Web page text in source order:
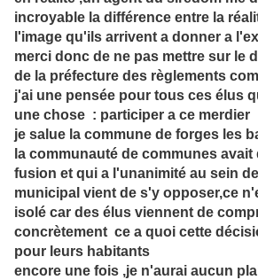
incroyable la différence entre la
l'image qu'ils arrivent a donner a
merci donc de ne pas mettre sur le
de la préfecture des règlements
j'ai une pensée pour tous ces élus
une chose : participer a ce merdier
je salue la commune de forges les
la communauté de communes
fusion et qui a l'unanimité au sein
municipal vient de s'y opposer,ce
isolé car des élus viennent de
concrètement ce a quoi cette
pour leurs habitants
encore une fois ,je n'aurai aucun